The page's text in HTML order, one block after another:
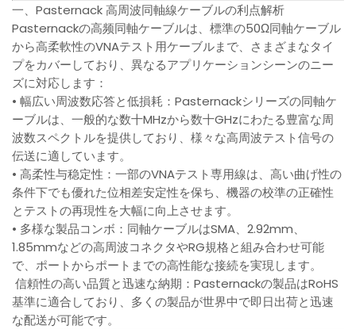
一、Pasternack 高周波同軸線ケーブルの利点解析
Pasternackの高频同軸ケーブルは、標準の50Ω同軸ケーブル
から高柔軟性のVNAテスト用ケーブルまで、さまざまなタイ
プをカバーしており、異なるアプリケーションシーンのニー
ズに対応します：
• 幅広い周波数応答と低損耗：Pasternackシリーズの同軸ケ
ーブルは、一般的な数十MHzから数十GHzにわたる豊富な周
波数スペクトルを提供しており、様々な高周波テスト信号の
伝送に適しています。
• 高柔性与稳定性：一部のVNAテスト専用線は、高い曲げ性の
条件下でも優れた位相差安定性を保ち、機器の校準の正確性
とテストの再現性を大幅に向上させます。
• 多様な製品コンボ：同軸ケーブルはSMA、2.92mm、
1.85mmなどの高周波コネクタやRG規格と組み合わせ可能
で、ポートからポートまでの高性能な接続を実現します。
信頼性の高い品質と迅速な納期：Pasternackの製品はRoHS
基準に適合しており、多くの製品が世界中で即日出荷と迅速
な配送が可能です。